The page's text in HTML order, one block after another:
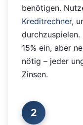
benötigen.
Kreditrechner,
durchzuspielen.
15% ein, aber
nötig – jeder
Zinsen.
2